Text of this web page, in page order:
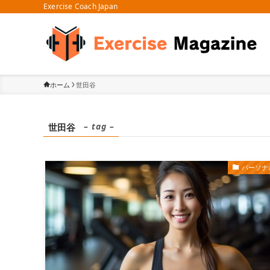
Exercise Coach Japan
ホーム 世田谷
世田谷 – tag –
パーソ